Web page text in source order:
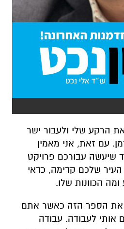
הרקע שלי ולעבור ישר
עם זאת, אני מאמין
שיעשה עבורכם פרויקט
שלכם קדימה, כדאי
הכוונות שלו.
את הספר הזה כאשר אתם
אותי לעבודה. עבודה